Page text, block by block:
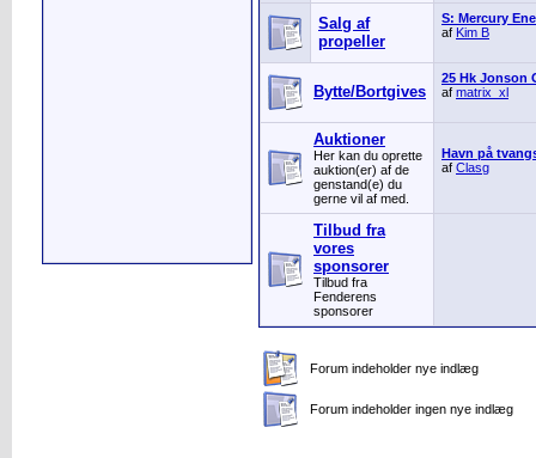
Salg af
propeller
S: Mercury
af Kim B
Bytte/Bortgives
25 Hk Jonson
af matrix_xl
Auktioner
Her kan du oprette
auktion(er) af de
genstand(e) du
gerne vil af med.
Havn på
af Clasg
Tilbud fra
vores
sponsorer
Tilbud fra
Fenderens
sponsorer
Forum indeholder nye indlæg
Forum indeholder ingen nye indlæg